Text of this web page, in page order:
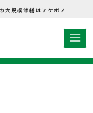
大規模修繕はアケボノ